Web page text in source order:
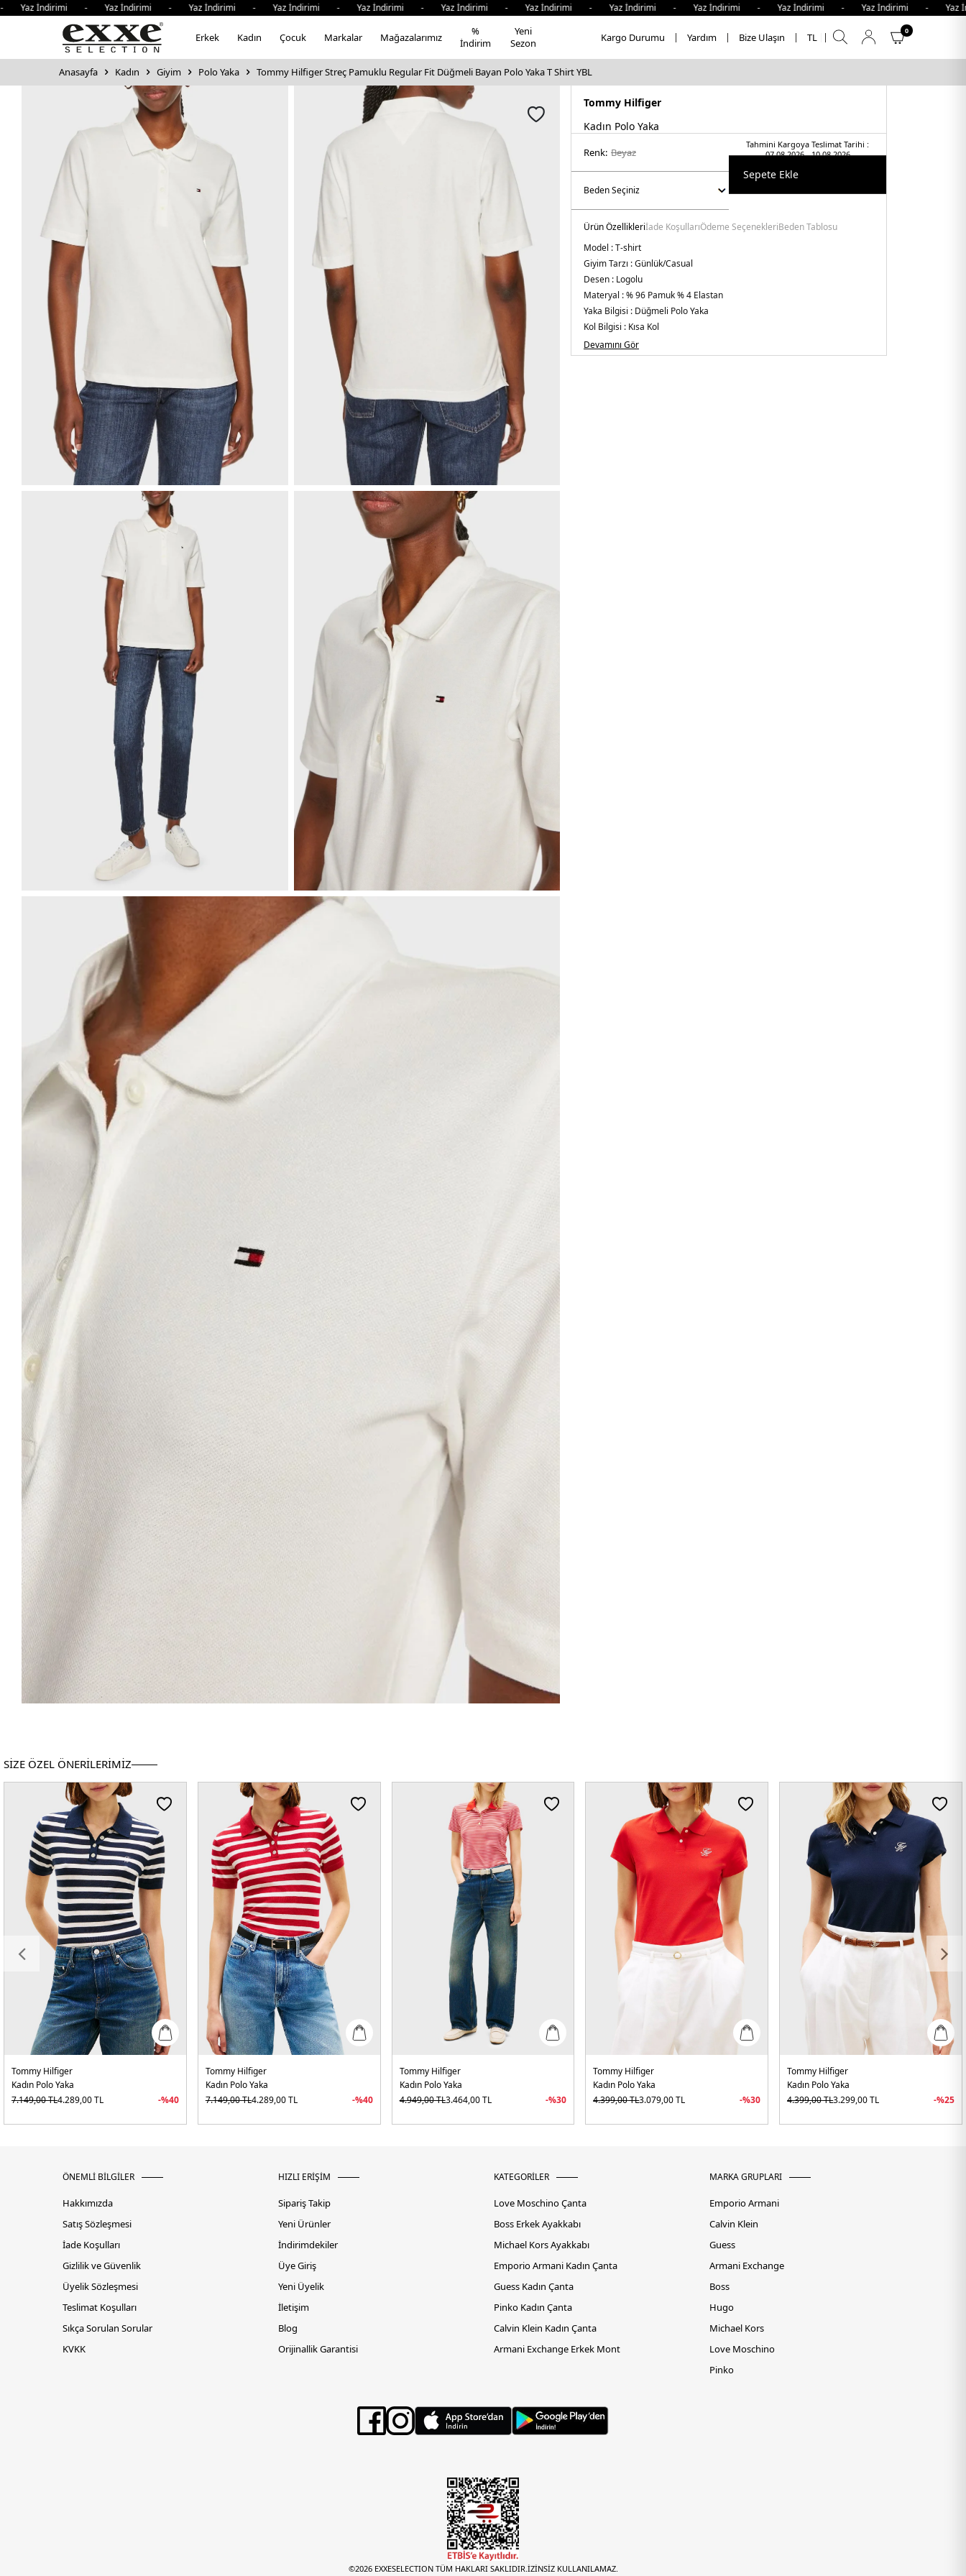
- Yaz İndirimi - Yaz İndirimi - Yaz İndirimi - Yaz İndirimi - Yaz İndirimi - Yaz İndirimi - Yaz İndirimi - Yaz İndirimi - Yaz İndirimi - Yaz İndirimi -
Erkek Kadın Çocuk Markalar Mağazalarımız
%
İndirim
Yeni
Sezon
Kargo Durumu Yardım Bize Ulaşın TL
0
Anasayfa Kadın Giyim Polo Yaka Tommy Hilfiger Streç Pamuklu Regular Fit Düğmeli Bayan Polo Yaka T Shirt YBL
Tommy Hilfiger
Kadın Polo Yaka
Tahmini Kargoya Teslimat Tarihi :
07.08.2026 - 10.08.2026
Renk: beyaz
Sepete Ekle
Ürün Özellikleriİade KoşullarıÖdeme SeçenekleriBeden Tablosu
Model :T-shirt
Giyim Tarzı :Günlük/Casual
Desen : Logolu
Materyal :% 96 Pamuk % 4 Elastan
Yaka Bilgisi : Düğmeli Polo Yaka
Kol Bilgisi : Kısa Kol
Kalıp Bilgisi :Regular Fit
Detay :-Minimal logo detayı
Devamını Gör
SİZE ÖZEL ÖNERİLERİMİZ
Tommy Hilfiger
Kadın Polo Yaka
7.149,00TL4.289,00TL -%40
Tommy Hilfiger
Kadın Polo Yaka
7.149,00TL4.289,00TL -%40
Tommy Hilfiger
Kadın Polo Yaka
4.949,00TL3.464,00TL -%30
Tommy Hilfiger
Kadın Polo Yaka
4.399,00TL3.079,00TL -%30
Tommy Hilfiger
Kadın Polo Yaka
4.399,00TL3.299,00TL -%25
ÖNEMLİ BİLGİLER
Hakkımızda
Satış Sözleşmesi
İade Koşulları
Gizlilik ve Güvenlik
Üyelik Sözleşmesi
Teslimat Koşulları
Sıkça Sorulan Sorular
KVKK
HIZLI ERİŞİM
Sipariş Takip
Yeni Ürünler
İndirimdekiler
Üye Giriş
Yeni Üyelik
İletişim
Blog
Orijinallik Garantisi
KATEGORİLER
Love Moschino Çanta
Boss Erkek Ayakkabı
Michael Kors Ayakkabı
Emporio Armani Kadın Çanta
Guess Kadın Çanta
Pinko Kadın Çanta
Calvin Klein Kadın Çanta
Armani Exchange Erkek Mont
MARKA GRUPLARI
Emporio Armani
Calvin Klein
Guess
Armani Exchange
Boss
Hugo
Michael Kors
Love Moschino
Pinko
©2026 EXXESELECTION TÜM HAKLARI SAKLIDIR.İZİNSİZ KULLANILAMAZ.